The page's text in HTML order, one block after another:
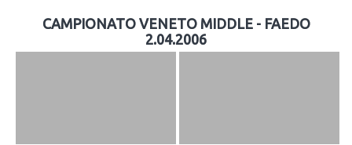
CAMPIONATO VENETO MIDDLE - FAEDO
2.04.2006